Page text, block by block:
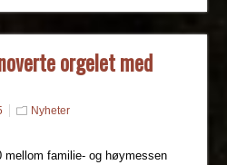
orgelet med
Nyheter
mellom familie- og høymessen